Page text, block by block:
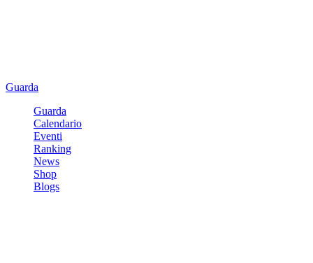
Guarda
Guarda
Calendario
Eventi
Ranking
News
Shop
Blogs